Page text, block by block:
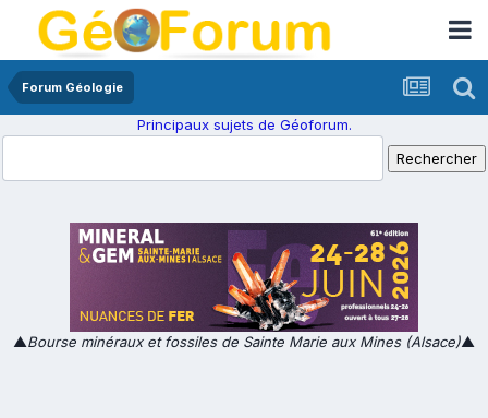
Forum Géologie
Principaux sujets de Géoforum.
▲Bourse minéraux et fossiles de Sainte Marie aux Mines (Alsace)▲